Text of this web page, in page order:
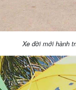
Xe đời mới hành